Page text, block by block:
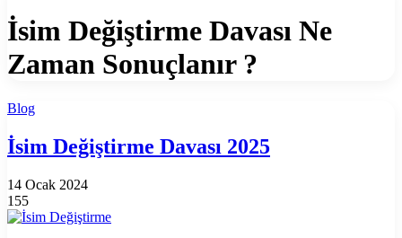
İsim Değiştirme Davası Ne
Zaman Sonuçlanır ?
Blog
İsim Değiştirme Davası 2025
14 Ocak 2024
155